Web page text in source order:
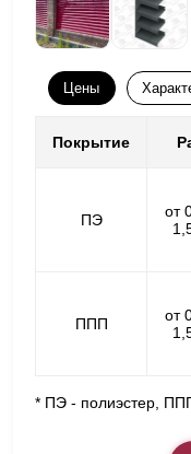
Цены
Покрытие
ПЭ
от
ППП
от
* ПЭ - полиэстер,